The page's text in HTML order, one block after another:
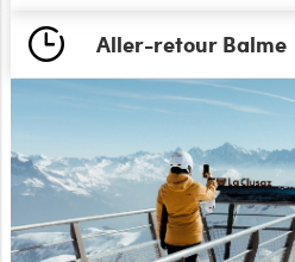
Aller-retour Balme